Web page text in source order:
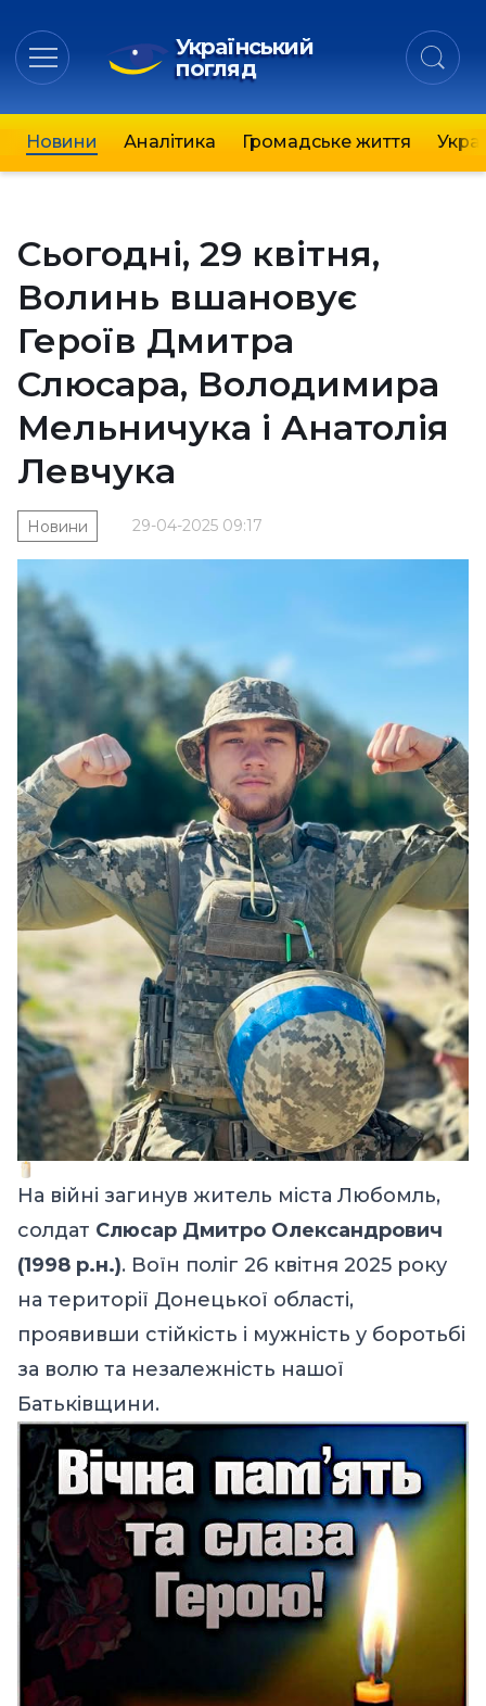
Український
погляд
Новини Аналітика Громадське життя
Сьогодні, 29 квітня,
Волинь вшановує
Героїв Дмитра
Слюсара, Володимира
Мельничука і Анатолія
Левчука
29-04-2025 09:17
Новини
На війні загинув житель міста Любомль,
солдат Слюсар Дмитро Олександрович
(1998 р.н.). Воїн поліг 26 квітня 2025 року
на території Донецької області,
проявивши стійкість і мужність у боротьбі
за волю та незалежність нашої
Батьківщини.